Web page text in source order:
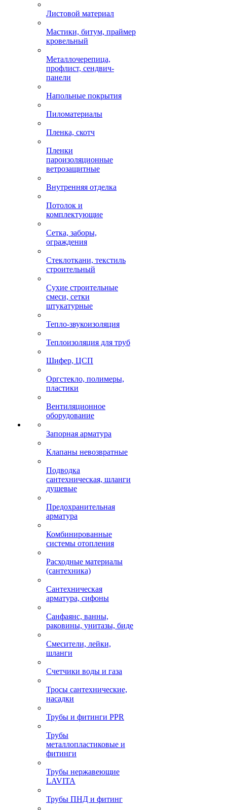
Листовой материал
Мастики, битум, праймер
кровельный
Металлочерепица,
профлист, сендвич-
панели
Напольные покрытия
Пиломатериалы
Пленка, скотч
Пленки
пароизоляционные
ветрозащитные
Внутренняя отделка
Потолок и
комплектующие
Сетка, заборы,
ограждения
Стеклоткани, текстиль
строительный
Сухие строительные
смеси, сетки
штукатурные
Тепло-звукоизоляция
Теплоизоляция для труб
Шифер, ЦСП
Оргстекло, полимеры,
пластики
Вентиляционное
оборудование
Запорная арматура
Клапаны невозвратные
Подводка
сантехническая, шланги
душевые
Предохранительная
арматура
Комбинированные
системы отопления
Расходные материалы
(сантехника)
Сантехническая
арматура, сифоны
Санфаянс, ванны,
раковины, унитазы, биде
Смесители, лейки,
шланги
Счетчики воды и газа
Тросы сантехнические,
насадки
Трубы и фитинги PPR
Трубы
металлопластиковые и
фитинги
Трубы нержавеющие
LAVITA
Трубы ПНД и фитинг